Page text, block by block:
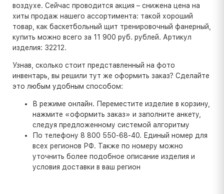
воздухе. Сейчас проводится акция – снижена цена на
хиты продаж нашего ассортимента: такой хороший
товар, как баскетбольный щит тренировочный фанерный,
купить можно всего за 11 900 руб. рублей. Артикул
изделия: 32212.
Узнав, сколько стоит представленный на фото
инвентарь, вы решили тут же оформить заказ? Сделайте
это любым удобным способом:
В режиме онлайн. Переместите изделие в корзину,
нажмите «оформить заказ» и заполните анкету,
следуя предложенному системой алгоритму
По телефону 8 800 550-68-40. Единый номер для
всех регионов РФ. Также по номеру можно
уточнить более подобное описание изделия и
условия доставки в ваш регион